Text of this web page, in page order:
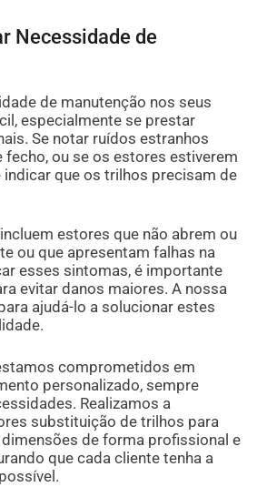
Necessidade de
de manutenção nos seus
especialmente se prestar
Se notar ruídos estranhos
fecho, ou se os estores estiverem
indicar que os trilhos precisam de
estores que não abrem ou
ou que apresentam falhas na
esses sintomas, é importante
evitar danos maiores. A nossa
ajudá-lo a solucionar estes
comprometidos em
personalizado, sempre
Realizamos a
substituição de trilhos para
de forma profissional e
que cada cliente tenha a